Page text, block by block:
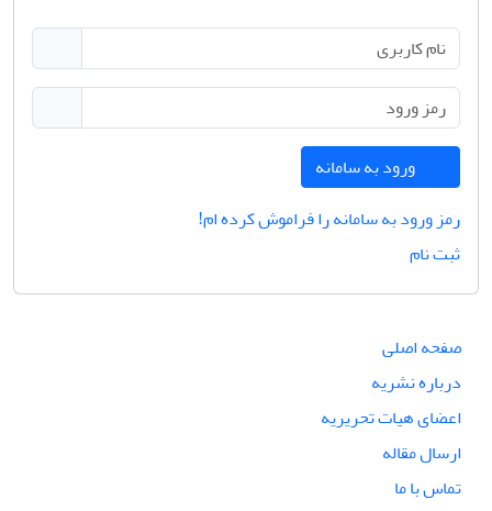
ورود به سامانه
رمز ورود به سامانه را فراموش کرده ام!
ثبت نام
صفحه اصلی
درباره نشریه
اعضای هیات تحریریه
ارسال مقاله
تماس با ما